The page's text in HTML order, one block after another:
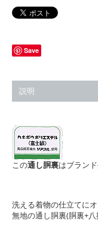
Save
説明
この通し胴裏はブラン
洗える着物の仕立てに
無地の通し胴裏(胴裏+八